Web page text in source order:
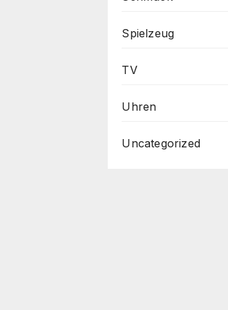
Spielzeug
TV
Uhren
Uncategorized